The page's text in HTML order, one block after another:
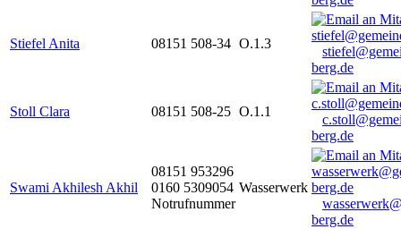
Stiefel Anita 08151 508-34 O.1.3
berg.de
Stoll Clara 08151 508-25 O.1.1
berg.de
Swami Akhilesh Akhil
08151 953296
0160 5309054
Notrufnummer
Wasserwerk
berg.de